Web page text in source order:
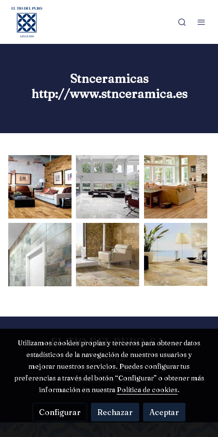
Stnceramicas
http://www.stnceramica.es
EL TIO DEL PURO, S.L.
Aviso legal
Política de cookies
Gestión de cookies
Política de privacidad
Utilizamos cookies propias y terceros para obtener datos
estadísticos de la navegación de nuestros usuarios y
mejorar nuestros servicios. Puedes configurar tus
preferencias a través del botón “Configurar” o obtener más
información en nuestra Política de cookies.
Configurar Rechazar Aceptar